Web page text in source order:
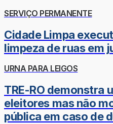
SERVIÇO PERMANENTE
Cidade Limpa
limpeza de ruas em
URNA PARA LEIGOS
TRE-RO demonstra
eleitores mas não
pública em caso de